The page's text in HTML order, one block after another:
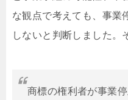
な観点で考えても、事業
しないと判断しました。
商標の権利者が事業